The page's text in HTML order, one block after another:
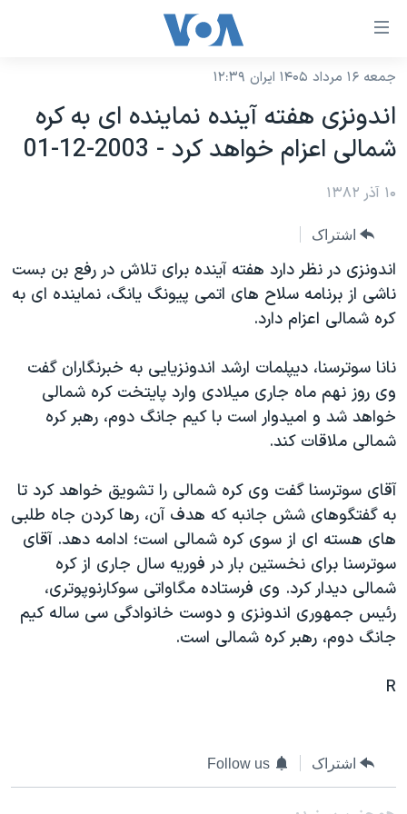
لینکهای
دسترسی
جهش
محتوای
اصلی
جهش
صفحه
اصلی
جهش
جستجو
نسخه سبک وب‌سایت
موضوع ها
ایران
آمریکا
ورزشی
گزیده‌ها
ویژه برنامه‌ها
ویدیوها
فرهنگ و زندگی
اقتصادی
علم و فناوری
اسرائیل در جنگ
گالری عکس
آرشیو پخش زنده
برنامه های تلویزیونی
جدول برنامه ها
صفحه‌های ویژه
جام جهانی ۲۰۲۶
عملیات خشم حماسی
بایگانی برنامه‌های تلویزیونی
مستندها
حمله جمهوری اسلامی به اسرائیل
رمز مهسا
ورزش زنان در ایران
اعتراضات زن، زندگی، آزادی
مجموعه مستندهای دادخواهی
تریبونال مردمی آبان ۹۸
اعتراضات مردمی آبان ۹۸
فرکانس‌های صدای آمریکا
پخش رادیویی
یادگیری زبان انگلیسی
دنبال کنید
زبانهای مختلف
جمعه ۱۶ مرداد ۱۴۰۵ ایران ۱۲:۳۹
اندونزی هفته آينده نماينده ای به کره
شمالی اعزام خواهد کرد - 2003-12-01
۱۰ آذر ۱۳۸۲
اشتراک
اندونزی در نظر دارد هفته آينده برای تلاش در رفع بن بست
ناشی از برنامه سلاح های اتمی پيونگ يانگ، نماينده ای به
کره شمالی اعزام دارد.
نانا سوترسنا، ديپلمات ارشد اندونزيايی به خبرنگاران گفت
وی روز نهم ماه جاری ميلادی وارد پايتخت کره شمالی
خواهد شد و اميدوار است با کيم جانگ دوم، رهبر کره
شمالی ملاقات کند.
آقای سوترسنا گفت وی کره شمالی را تشويق خواهد کرد تا
به گفتگوهای شش جانبه که هدف آن، رها کردن جاه طلبی
های هسته ای از سوی کره شمالی است؛ ادامه دهد. آقای
سوترسنا برای نخستين بار در فوريه سال جاری از کره
شمالی ديدار کرد. وی فرستاده مگاواتی سوکارنوپوتری،
رئيس جمهوری اندونزی و دوست خانوادگی سی ساله کيم
جانگ دوم، رهبر کره شمالی است.
R
اشتراک Follow us